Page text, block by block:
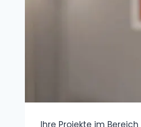
Ihre Projekte im